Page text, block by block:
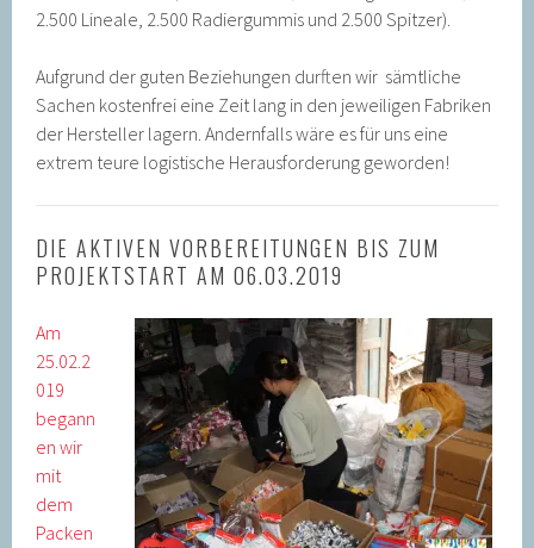
2.500 Lineale, 2.500 Radiergummis und 2.500 Spitzer).
Aufgrund der guten Beziehungen durften wir sämtliche
Sachen kostenfrei eine Zeit lang in den jeweiligen Fabriken
der Hersteller lagern. Andernfalls wäre es für uns eine
extrem teure logistische Herausforderung geworden!
DIE AKTIVEN VORBEREITUNGEN BIS ZUM
PROJEKTSTART AM 06.03.2019
Am
25.02.2
019
begann
en wir
mit
dem
Packen